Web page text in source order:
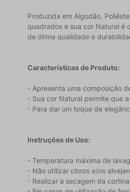
Produzida em Algodão,
quadrados e sua cor Natural é
de ótima qualidade e
Características de Produto:
- Apresenta uma composição
- Sua cor Natural permite que
- Para dar um toque de
Instruções de Uso:
- Temperatura máxima de
- Não utilizar cloros e/os
- Realizar a secagem da